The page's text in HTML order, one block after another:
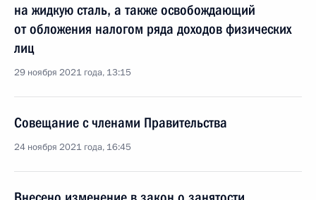
на жидкую сталь, а также освобождающий
от обложения налогом ряда доходов физических
лиц
29 ноября 2021 года, 13:15
Совещание с членами Правительства
24 ноября 2021 года, 16:45